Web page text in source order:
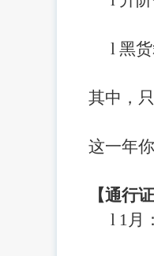
l 黑
其中，
这一年
【通行证
l 1月